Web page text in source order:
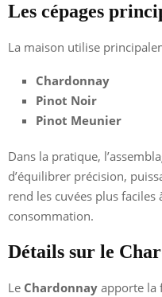
Les cépages
La maison utilise
Chardonnay
Pinot Noir
Pinot Meunier
Dans la pratique,
d’équilibrer précision,
rend les cuvées plus
consommation.
Détails sur le
Le Chardonnay apporte la